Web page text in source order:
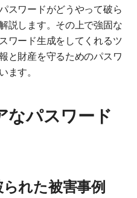
スワードがどうやって破ら
説します。その上で強固な
ワード生成をしてくれるツ
と財産を守るためのパスワ
ます。
なパスワード
れた被害事例